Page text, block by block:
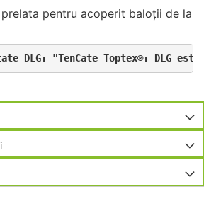
pentru acoperit baloții de la
DLG: "TenCate Toptex®: DLG